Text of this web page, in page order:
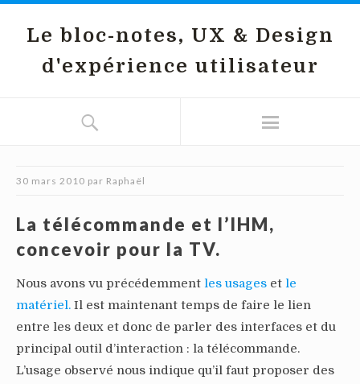
Le bloc-notes, UX & Design
d'expérience utilisateur
30 mars 2010 par Raphaël
La télécommande et l’IHM,
concevoir pour la TV.
Nous avons vu précédemment les usages et le
matériel. Il est maintenant temps de faire le lien
entre les deux et donc de parler des interfaces et du
principal outil d’interaction : la télécommande.
L’usage observé nous indique qu’il faut proposer des